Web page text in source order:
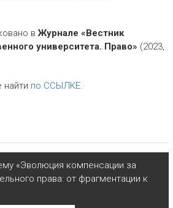
вЖурнале «Вестник
университета. Право» (2023,
по ССЫЛКЕ.
«Эволюция компенсации за
права: от фрагментации к